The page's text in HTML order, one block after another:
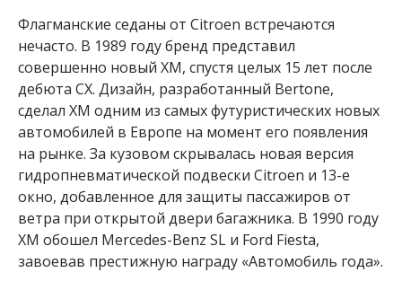
Флагманские седаны от Citroen встречаются
нечасто. В 1989 году бренд представил
совершенно новый XM, спустя целых 15 лет после
дебюта CX. Дизайн, разработанный Bertone,
сделал XM одним из самых футуристических новых
автомобилей в Европе на момент его появления
на рынке. За кузовом скрывалась новая версия
гидропневматической подвески Citroen и 13-е
окно, добавленное для защиты пассажиров от
ветра при открытой двери багажника. В 1990 году
XM обошел Mercedes-Benz SL и Ford Fiesta,
завоевав престижную награду «Автомобиль года».